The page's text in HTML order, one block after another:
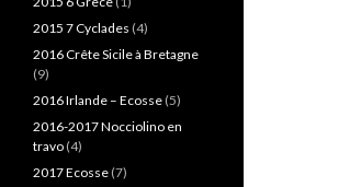
2015 7 Cyclades (4)
2016 Crête Sicile à Bretagne
(9)
2016 Irlande – Ecosse (5)
2016-2017 Nocciolino en
travo (4)
2017 Ecosse (7)